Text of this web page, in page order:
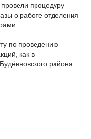
процедуру
о работе отделения
по проведению
как в
района.